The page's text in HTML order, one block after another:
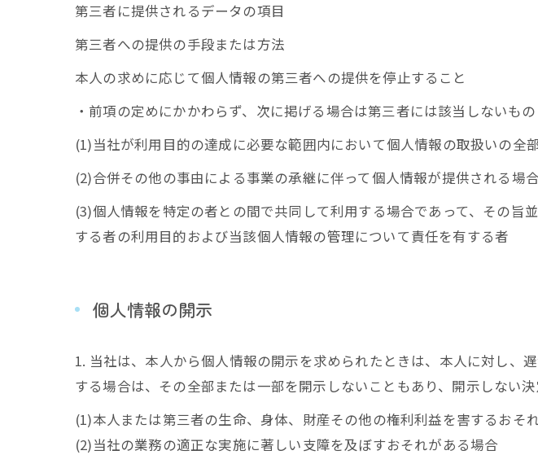
第三者に提供されるデータの項目
第三者への提供の手段または方法
本人の求めに応じて個人情報の第三者への提供を停止すること
・前項の定めにかかわらず、次に掲げる場合は第三者には該当しないもの
(1)当社が利用目的の達成に必要な範囲内において個人情報の取扱いの全
(2)合併その他の事由による事業の承継に伴って個人情報が提供される場
(3)個人情報を特定の者との間で共同して利用する場合であって、その
する者の利用目的および当該個人情報の管理について責任を有する者
個人情報の開示
1. 当社は、本人から個人情報の開示を求められたときは、本人に対し、
する場合は、その全部または一部を開示しないこともあり、開示しない
(1)本人または第三者の生命、身体、財産その他の権利利益を害するおそ
(2)当社の業務の適正な実施に著しい支障を及ぼすおそれがある場合